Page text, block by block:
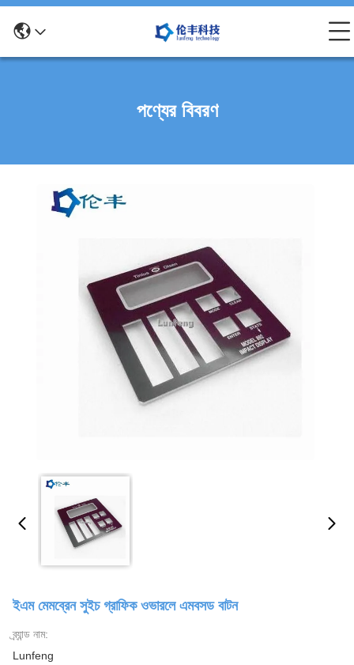
পণ্যের বিবরণ
ইএম মেমব্রেন সুইচ গ্রাফিক ওভারলে এমবসড বাটন
ব্র্যান্ড নাম:
Lunfeng